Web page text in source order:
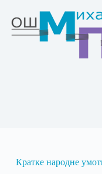
Кратке народне